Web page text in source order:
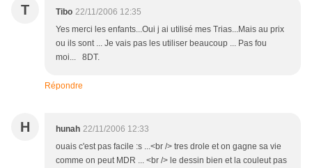
T Tibo 22/11/2006 12:35
Yes merci les enfants...Oui j ai utilisé mes Trias...Mais au prix
ou ils sont ... Je vais pas les utiliser beaucoup ... Pas fou
moi... 8DT.
Répondre
H hunah 22/11/2006 12:33
ouais c'est pas facile :s ...<br /> tres drole et on gagne sa vie
comme on peut MDR ... <br /> le dessin bien et la couleut pas